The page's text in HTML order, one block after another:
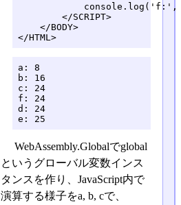
console.log('f:',
        </SCRIPT>
    </BODY>
</HTML>
a: 8
b: 16
c: 24
f: 24
d: 24
e: 25
WebAssembly.Globalでglobal
というグローバル変数インス
タンスを作り、JavaScript内で
演算する様子をa, b, cで、